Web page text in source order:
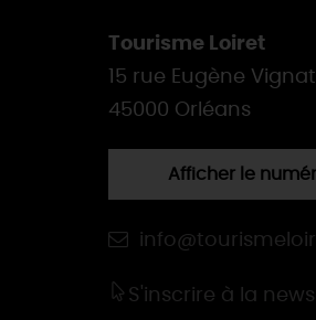
Tourisme Loiret
15 rue Eugène Vignat
45000 Orléans
Afficher le
S'inscrire à la